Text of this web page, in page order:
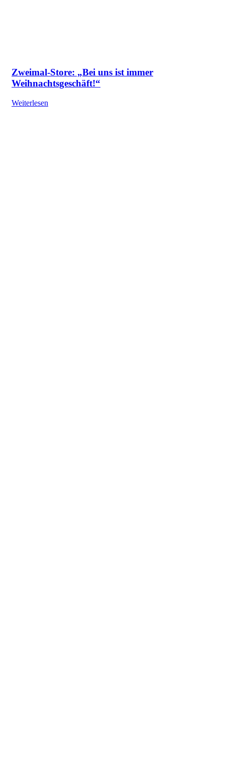
Zweimal-Store: „Bei uns ist immer
Weihnachtsgeschäft!“
Weiterlesen